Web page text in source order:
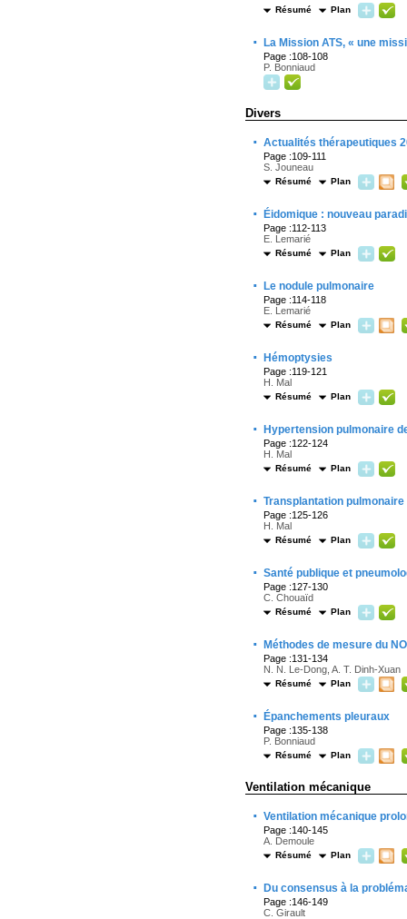
Résumé Plan
· La Mission ATS, « une
Page :108-108
P. Bonniaud
Divers
· Actualités thérapeutiques
Page :109-111
S. Jouneau
Résumé Plan
· Éidomique : nouveau
Page :112-113
E. Lemarié
Résumé Plan
· Le nodule pulmonaire
Page :114-118
E. Lemarié
Résumé Plan
· Hémoptysies
Page :119-121
H. Mal
Résumé Plan
· Hypertension pulmonaire
Page :122-124
H. Mal
Résumé Plan
· Transplantation pulmonaire
Page :125-126
H. Mal
Résumé Plan
· Santé publique et
Page :127-130
C. Chouaïd
Résumé Plan
· Méthodes de mesure du
Page :131-134
N. N. Le-Dong, A. T. Dinh-Xuan
Résumé Plan
· Épanchements pleuraux
Page :135-138
P. Bonniaud
Résumé Plan
Ventilation mécanique
· Ventilation mécanique
Page :140-145
A. Demoule
Résumé Plan
· Du consensus à la
Page :146-149
C. Girault